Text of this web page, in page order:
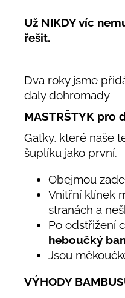
Už NIKDY víc
řešit.
Dva roky jsme
daly dohromady
MASTRŠTYK pro
Gaťky, které naše
šuplíku jako první.
Obejmou
Vnitřní klínek
stranách a
Po odstřižení
heboučký
Jsou
VÝHODY